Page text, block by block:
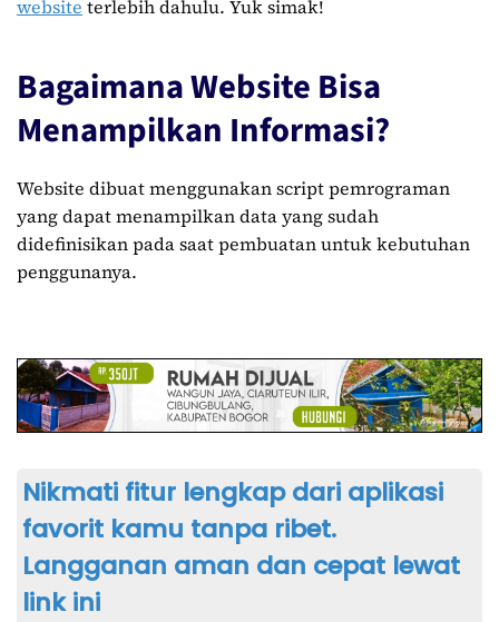
website terlebih dahulu. Yuk simak!
Bagaimana Website Bisa
Menampilkan Informasi?
Website dibuat menggunakan script pemrograman
yang dapat menampilkan data yang sudah
didefinisikan pada saat pembuatan untuk kebutuhan
penggunanya.
Nikmati fitur lengkap dari aplikasi
favorit kamu tanpa ribet.
Langganan aman dan cepat lewat
link ini